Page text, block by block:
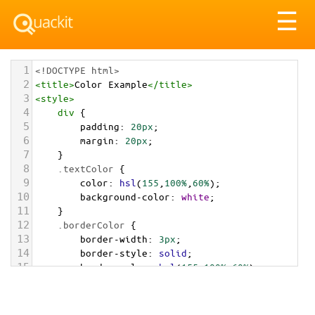
☰
1 <!DOCTYPE html>
2 <title>Color Example</title>
3 <style>
4 div {
5 padding: 20px;
6 margin: 20px;
7 }
8 .textColor {
9 color: hsl (155 100% 60%);
10 background-color: white;
11 }
12 .borderColor {
13 border-width: 3px;
14 border-style: solid;
15 border-color: hsl(155,100%,60%);